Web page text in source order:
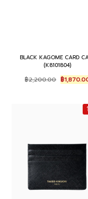
BLACK KAGOME CARD
(K8101804)
฿2,200.00 Original
price
฿
฿